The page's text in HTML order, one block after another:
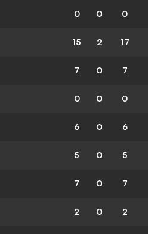
0 0 0
15 2 17
7 0 7
0 0 0
6 0 6
5 0 5
7 0 7
2 0 2